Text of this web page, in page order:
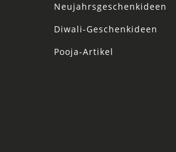
Neujahrsgeschenkideen
Diwali-Geschenkideen
Pooja-Artikel